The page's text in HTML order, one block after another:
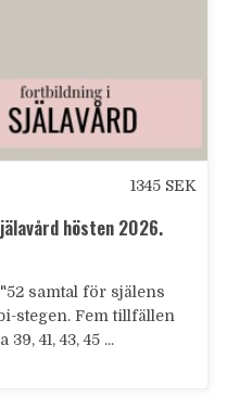
1345 SEK
hösten 2026.
samtal för själens
stegen. Fem tillfällen
41, 43, 45 ...